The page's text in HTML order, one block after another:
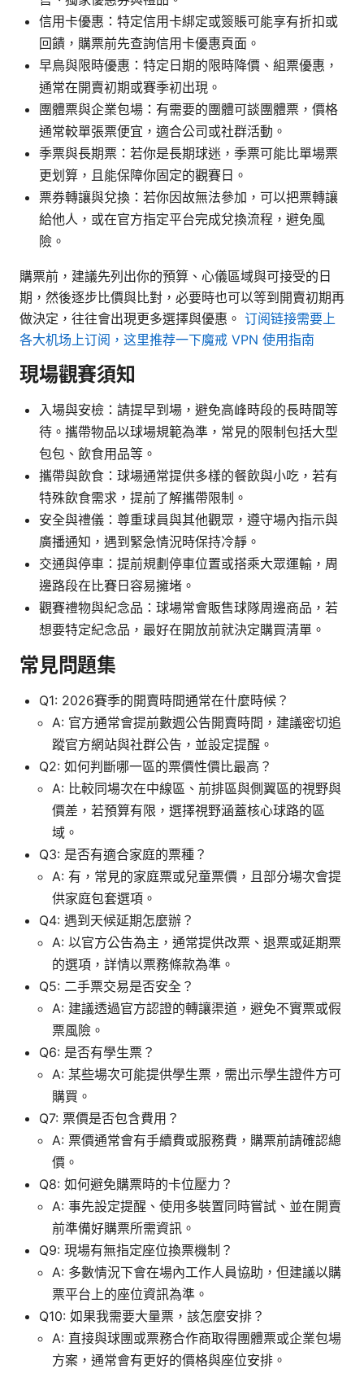
信用卡優惠：特定信用卡綁定或簽賬可能享有折扣或
回饋，購票前先查詢信用卡優惠頁面。
早鳥與限時優惠：特定日期的限時降價、組票優惠，
通常在開賣初期或賽季初出現。
團體票與企業包場：有需要的團體可談團體票，價格
通常較單張票便宜，適合公司或社群活動。
季票與長期票：若你是長期球迷，季票可能比單場票
更划算，且能保障你固定的觀賽日。
票券轉讓與兌換：若你因故無法參加，可以把票轉讓
給他人，或在官方指定平台完成兌換流程，避免風
險。
購票前，建議先列出你的預算、心儀區域與可接受的日
期，然後逐步比價與比對，必要時也可以等到開賣初期再
做決定，往往會出現更多選擇與優惠。 订阅链接需要上
各大机场上订阅，这里推荐一下魔戒 VPN 使用指南
現場觀賽須知
入場與安檢：請提早到場，避免高峰時段的長時間等
待。攜帶物品以球場規範為準，常見的限制包括大型
包包、飲食用品等。
攜帶與飲食：球場通常提供多樣的餐飲與小吃，若有
特殊飲食需求，提前了解攜帶限制。
安全與禮儀：尊重球員與其他觀眾，遵守場內指示與
廣播通知，遇到緊急情況時保持冷靜。
交通與停車：提前規劃停車位置或搭乘大眾運輸，周
邊路段在比賽日容易擁堵。
觀賽禮物與紀念品：球場常會販售球隊周邊商品，若
想要特定紀念品，最好在開放前就決定購買清單。
常見問題集
Q1: 2026賽季的開賣時間通常在什麼時候？
A: 官方通常會提前數週公告開賣時間，建議密切追
蹤官方網站與社群公告，並設定提醒。
Q2: 如何判斷哪一區的票價性價比最高？
A: 比較同場次在中線區、前排區與側翼區的視野與
價差，若預算有限，選擇視野涵蓋核心球路的區
域。
Q3: 是否有適合家庭的票種？
A: 有，常見的家庭票或兒童票價，且部分場次會提
供家庭包套選項。
Q4: 遇到天候延期怎麼辦？
A: 以官方公告為主，通常提供改票、退票或延期票
的選項，詳情以票務條款為準。
Q5: 二手票交易是否安全？
A: 建議透過官方認證的轉讓渠道，避免不實票或假
票風險。
Q6: 是否有學生票？
A: 某些場次可能提供學生票，需出示學生證件方可
購買。
Q7: 票價是否包含費用？
A: 票價通常會有手續費或服務費，購票前請確認總
價。
Q8: 如何避免購票時的卡位壓力？
A: 事先設定提醒、使用多裝置同時嘗試、並在開賣
前準備好購票所需資訊。
Q9: 現場有無指定座位換票機制？
A: 多數情況下會在場內工作人員協助，但建議以購
票平台上的座位資訊為準。
Q10: 如果我需要大量票，該怎麼安排？
A: 直接與球團或票務合作商取得團體票或企業包場
方案，通常會有更好的價格與座位安排。